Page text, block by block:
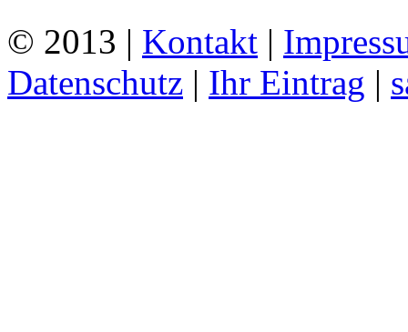
© 2013 | Kontakt |
Datenschutz | Ihr Eintrag |